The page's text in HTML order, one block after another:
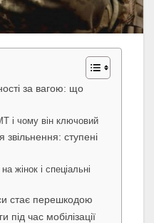
за вагою: що
і чому він ключовий
звільнення: ступені
жінок і спеціальні
стає перешкодою
під час мобілізації